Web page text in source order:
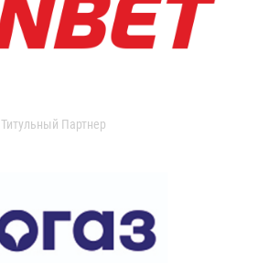
Титульный Партнер